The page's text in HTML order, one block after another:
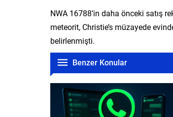
NWA 16788’in daha önceki satış
meteorit, Christie’s müzayede
belirlenmişti.
Benzer Konular